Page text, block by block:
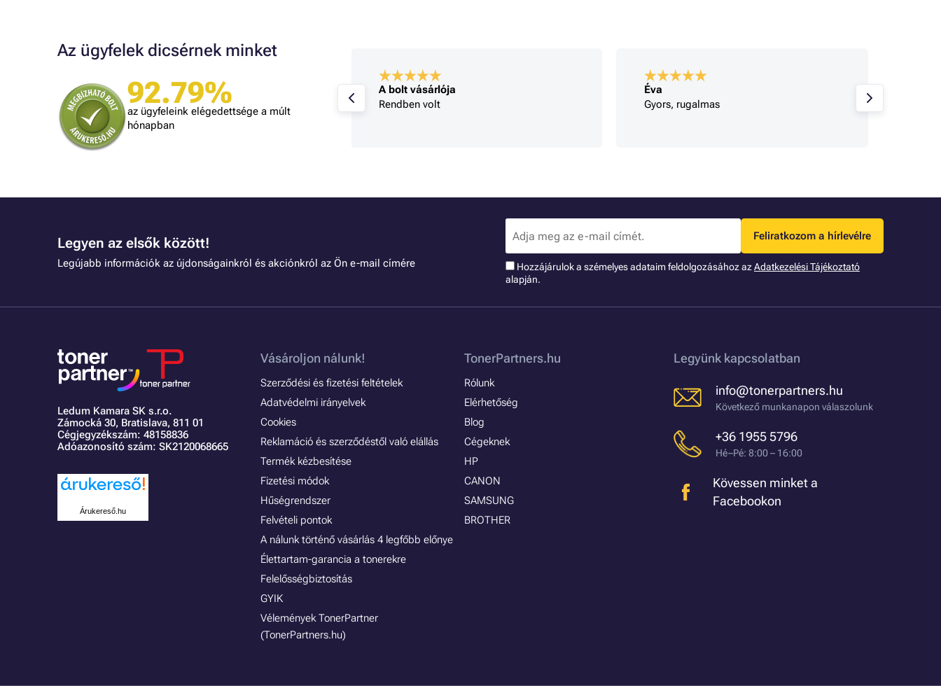
Az ügyfelek dicsérnek minket
92.79%
az ügyfeleink elégedettsége a múlt
hónapban
A bolt vásárlója
Minden úgy történt ahogyan ígérték.
gy kéne minden kereskedőnek dolgozni.
A bolt vásárlója
Rendben volt
Éva
Gyors, rugalmas
Legyen az elsők között!
Legújabb információk az újdonságainkról és akciónkról az Ön e-mail címére
Feliratkozom a hírlevélre
Hozzájárulok a szémelyes adataim feldolgozásához azAdatkezelési Tájékoztató
alapján.
Ledum Kamara SK s.r.o.
Zámocká 30, Bratislava, 811 01
Cégjegyzékszám: 48158836
Adóazonosító szám: SK2120068665
Árukereső.hu
Vásároljon nálunk!
Szerződési és fizetési feltételek
Adatvédelmi irányelvek
Cookies
Reklamáció és szerződéstől való elállás
Termék kézbesítése
Fizetési módok
Hűségrendszer
Felvételi pontok
A nálunk történő vásárlás 4 legfőbb előnye
Élettartam-garancia a tonerekre
Felelősségbiztosítás
GYIK
Vélemények TonerPartner
(TonerPartners.hu)
TonerPartners.hu
Rólunk
Elérhetőség
Blog
Cégeknek
HP
CANON
SAMSUNG
BROTHER
Legyünk kapcsolatban
info@tonerpartners.hu
Következő munkanapon válaszolunk
+36 1955 5796
Hé–Pé: 8:00 – 16:00
Kövessen minket a
Facebookon